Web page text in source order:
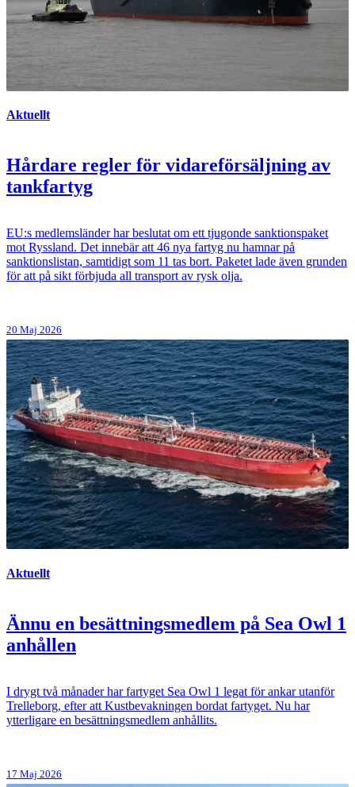
Aktuellt
Hårdare regler för vidareförsäljning av
tankfartyg
EU:s medlemsländer har beslutat om ett tjugonde sanktionspaket
mot Ryssland. Det innebär att 46 nya fartyg nu hamnar på
sanktionslistan, samtidigt som 11 tas bort. Paketet lade även grunden
för att på sikt förbjuda all transport av rysk olja.
20 Maj 2026
Aktuellt
Ännu en besättningsmedlem på Sea Owl 1
anhållen
I drygt två månader har fartyget Sea Owl 1 legat för ankar utanför
Trelleborg, efter att Kustbevakningen bordat fartyget. Nu har
ytterligare en besättningsmedlem anhållits.
17 Maj 2026